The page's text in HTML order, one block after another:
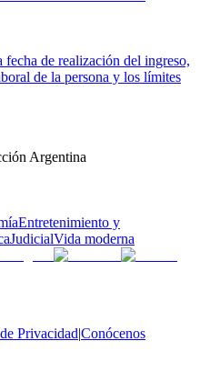
fecha de realización del ingreso,
de la persona y los límites
Argentina
Entretenimiento y
JudicialVida moderna
Privacidad|Conócenos